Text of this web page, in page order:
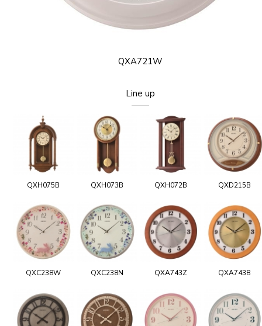
QXA721W
Line up
QXH075B QXH073B QXH072B QXD215B
QXC238W QXC238N QXA743Z QXA743B